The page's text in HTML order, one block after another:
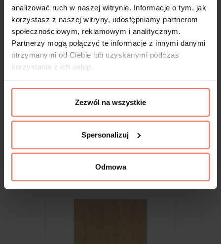
analizować ruch w naszej witrynie. Informacje o tym, jak
korzystasz z naszej witryny, udostępniamy partnerom
społecznościowym, reklamowym i analitycznym.
Partnerzy mogą połączyć te informacje z innymi danymi
otrzymanymi od Ciebie lub uzyskanymi podczas
korzystania z ich usług.
Zezwól na wszystkie
Spersonalizuj
Odmowa
Egger - Próbka Szary Biały U775 ST9
300x200x18
9,99 zł